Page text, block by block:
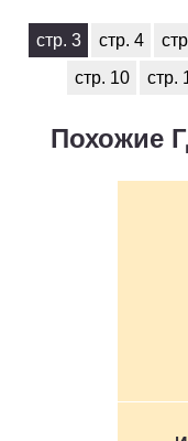
стр. 3 стр. 4
стр. 10
стр.
Похожие